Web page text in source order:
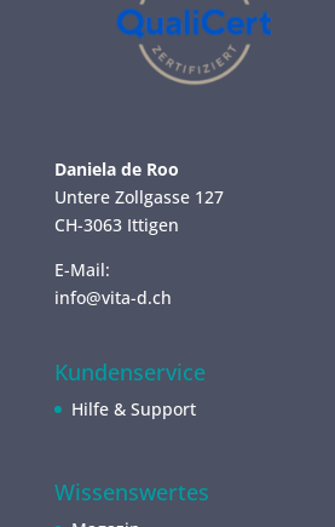
Daniela de Roo
Untere Zollgasse 127
CH-3063 Ittigen
E-Mail:
info@vita-d.ch
Kundenservice
Hilfe & Support
Wissenswertes